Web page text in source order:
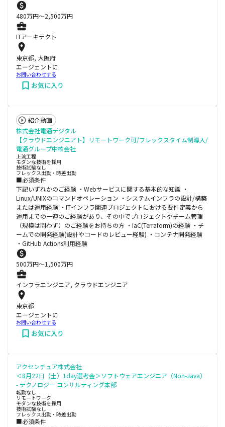
480万円〜2,500万円
ITアーキテクト
東京都, 大阪府
エージェントに
お問い合わせする
お気に入り
紹介動画
株式会社電通デジタル
【クラウドエンジニアト】リモートワーク可/フレックスタイム制導入/
電通グループ中核会社
上流工程
モダンな技術を採用
技術試験なし
フレックス出勤・時差出勤
■必須条件
下記いずれかのご経験 ・Webサービスに関する基本的な知識 ・
Linux/UNIXのコマンドオペレーション ・システムインフラの設計/構築
または運用経験 ・ITインフラ関連プロジェクトにおける要件定義から
運用までの一連のご経験があり、その中でプロジェクトやチーム管理
（規模は問わず）のご経験をお持ちの方 ・IaC(Terraform)の経験 ・チ
ームでの開発経験(設計やコードのレビュー経験) ・コンテナ開発経験
・GitHub Actions利用経験
500万円〜1,500万円
インフラエンジニア, クラウドエンジニア
東京都
エージェントに
お問い合わせする
お気に入り
アクセンチュア株式会社
＜8月22日（土）1day選考会＞ソフトウェアエンジニア（Non-Java）
- テクノロジー コンサルティング本部
転勤なし
リモートワーク
モダンな技術を採用
技術試験なし
フレックス出勤・時差出勤
■必須条件